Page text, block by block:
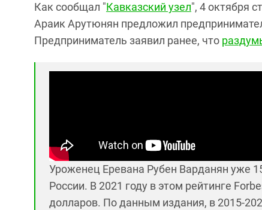
Как сообщал "Кавказский узел", 4 октября
Араик Арутюнян предложил
Предприниматель заявил ранее, что
Уроженец Еревана Рубен Варданян уже
России. В 2021 году в этом рейтинге
долларов. По данным издания, в 2015-